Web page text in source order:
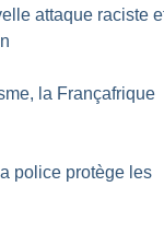
attaque raciste
la Françafrique
police protège les